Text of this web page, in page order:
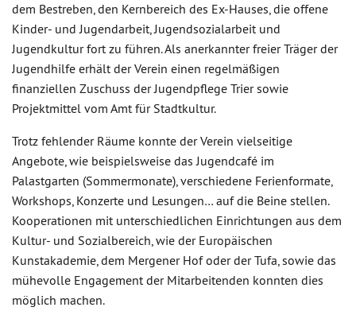
dem Bestreben, den Kernbereich des Ex-Hauses, die offene
Kinder- und Jugendarbeit, Jugendsozialarbeit und
Jugendkultur fort zu führen. Als anerkannter freier Träger der
Jugendhilfe erhält der Verein einen regelmäßigen
finanziellen Zuschuss der Jugendpflege Trier sowie
Projektmittel vom Amt für Stadtkultur.
Trotz fehlender Räume konnte der Verein vielseitige
Angebote, wie beispielsweise das Jugendcafé im
Palastgarten (Sommermonate), verschiedene Ferienformate,
Workshops, Konzerte und Lesungen… auf die Beine stellen.
Kooperationen mit unterschiedlichen Einrichtungen aus dem
Kultur- und Sozialbereich, wie der Europäischen
Kunstakademie, dem Mergener Hof oder der Tufa, sowie das
mühevolle Engagement der Mitarbeitenden konnten dies
möglich machen.